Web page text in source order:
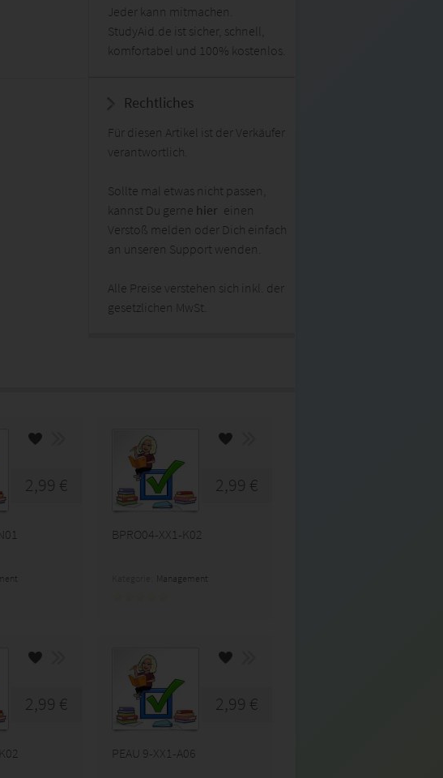
Jeder kann mitmachen.
StudyAid.de ist sicher, schnell,
komfortabel und 100% kostenlos.
Rechtliches
Für diesen Artikel ist der Verkäufer
verantwortlich.
Sollte mal etwas nicht passen,
kannst Du gerne hier einen
Verstoß melden oder Dich einfach
an unseren Support wenden.
Alle Preise verstehen sich inkl. der
gesetzlichen MwSt.
2,99 € 2,99 €
BPRO04-XX1-K02
Management
2,99 € 2,99 €
PEAU 9-XX1-A06